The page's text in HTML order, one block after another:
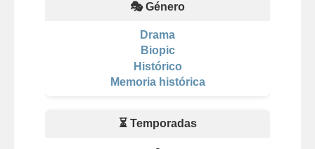
🎭 Género
Drama
Biopic
Histórico
Memoria histórica
⏳ Temporadas